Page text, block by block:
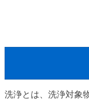
洗浄とは、洗浄対象